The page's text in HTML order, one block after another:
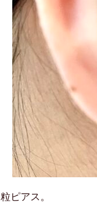
ピアス。